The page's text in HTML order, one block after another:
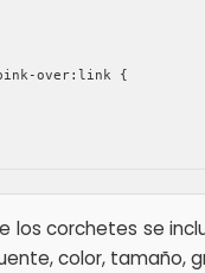
over:link {
los corchetes se
color, tamaño,